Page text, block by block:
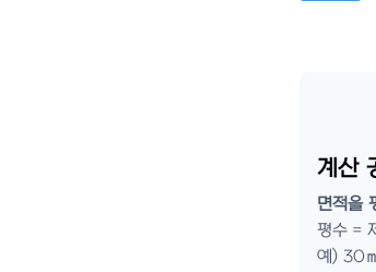
계산
면적을
평수 =
예) 30